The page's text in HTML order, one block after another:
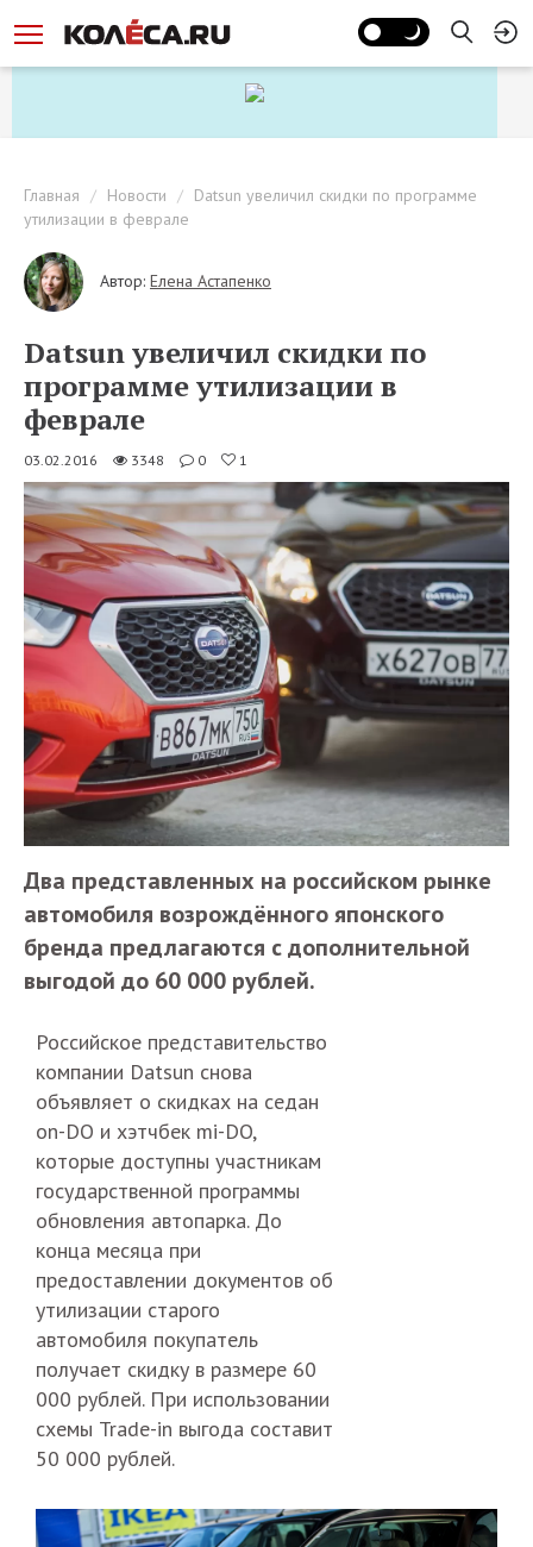
Главная Новости
Datsun увеличил скидки по программе
утилизации в феврале
Автор: Елена Астапенко
Datsun увеличил скидки по
программе утилизации в
феврале
03.02.2016 3348 0 1
Два представленных на российском рынке
автомобиля возрождённого японского
бренда предлагаются с дополнительной
выгодой до 60 000 рублей.
Российское представительство
компании Datsun снова
объявляет о скидках на седан
on-DO и хэтчбек mi-DO,
которые доступны участникам
государственной программы
обновления автопарка. До
конца месяца при
предоставлении документов об
утилизации старого
автомобиля покупатель
получает скидку в размере 60
000 рублей. При использовании
схемы Trade-in выгода составит
50 000 рублей.